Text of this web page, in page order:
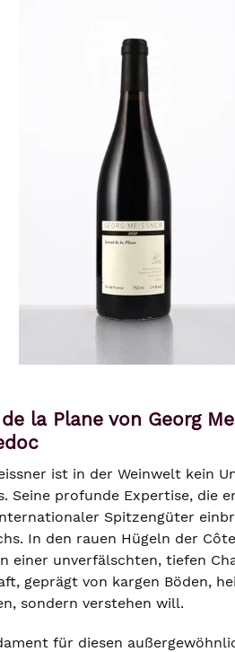
la Plane von Georg
ist in der Weinwelt kein
Seine profunde Expertise, die
Spitzengüter
In den rauen Hügeln der
einer unverfälschten, tiefen
geprägt von kargen Böden,
sondern verstehen will.
für diesen